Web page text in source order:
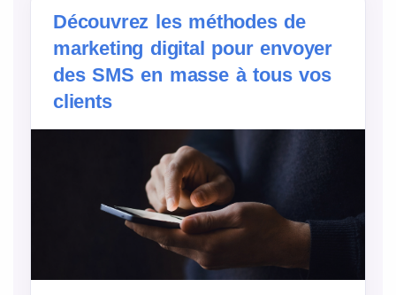
Découvrez les méthodes de
marketing digital pour envoyer
des SMS en masse à tous vos
clients